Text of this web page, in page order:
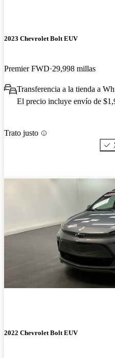
2023 Chevrolet Bolt EUV
Premier FWD 29,998 millas
Transferencia a la tienda a
El precio incluye envío de
Trato justo
2022 Chevrolet Bolt EUV